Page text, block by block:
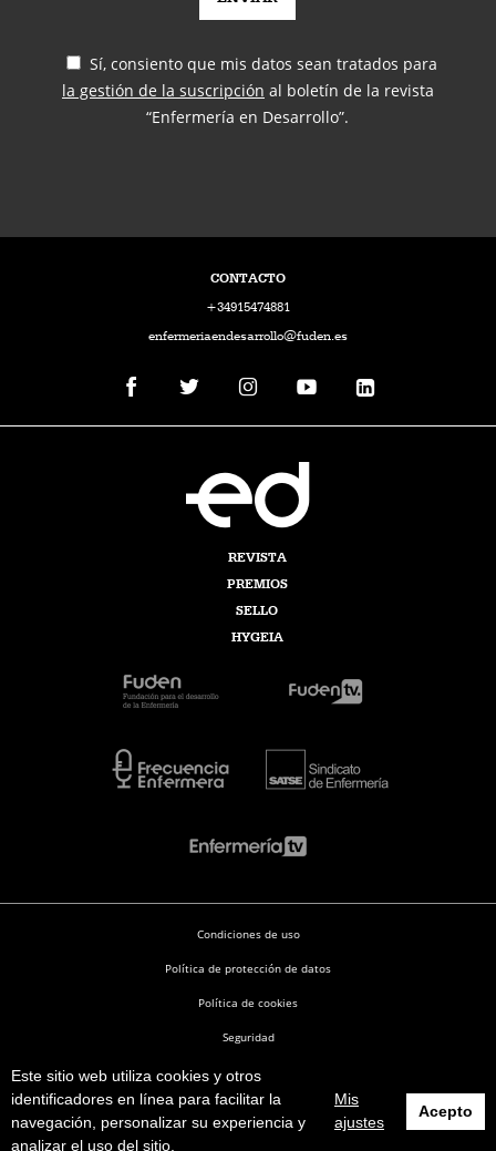
Este sitio web utiliza cookies y otros
identificadores en línea para facilitar la
navegación, personalizar su experiencia y
analizar el uso del sitio.
Mis
ajustes
Acepto
Sí, consiento que mis datos sean tratados para
la gestión de la suscripción al boletín de la revista
“Enfermería en Desarrollo”.
CONTACTO
+34915474881
enfermeriaendesarrollo@fuden.es
REVISTA
PREMIOS
SELLO
HYGEIA
Enfermería en Desarrollo © 2026
Condiciones de uso
Política de protección de datos
Política de cookies
Seguridad